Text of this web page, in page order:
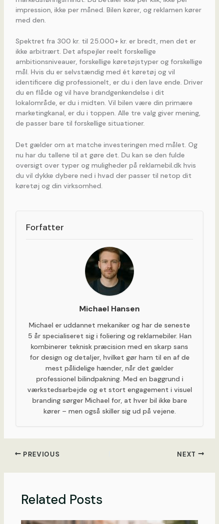
impression, ikke per måned. Bilen kører, og reklamen kører
med den.
Spektret fra 300 kr. til 25.000+ kr. er bredt, men det er
ikke arbitrært. Det afspejler reelt forskellige
ambitionsniveauer, forskellige køretøjstyper og forskellige
mål. Hvis du er selvstændig med ét køretøj og vil
identificere dig professionelt, er du i den lave ende. Driver
du en flåde og vil have brandgenkendelse i dit
lokalområde, er du i midten. Vil bilen være din primære
marketingkanal, er du i toppen. Alle tre valg giver mening,
de passer bare til forskellige situationer.
Det gælder om at matche investeringen med målet. Og
nu har du tallene til at gøre det. Du kan se den fulde
oversigt over typer og muligheder på reklamebil.dk hvis
du vil dykke dybere ned i hvad der passer til netop dit
køretøj og din virksomhed.
Forfatter
Michael Hansen
Michael er uddannet mekaniker og har de seneste
5 år specialiseret sig i foliering og reklamebiler. Han
kombinerer teknisk præcision med en skarp sans
for design og detaljer, hvilket gør ham til en af de
mest pålidelige hænder, når det gælder
professionel bilindpakning. Med en baggrund i
værkstedsarbejde og et stort engagement i visuel
branding sørger Michael for, at hver bil ikke bare
kører – men også skiller sig ud på vejene.
PREVIOUS NEXT
Related Posts